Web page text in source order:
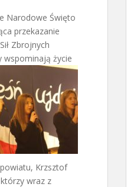
Narodowe Święto
przekazanie
Zbrojnych
wspominają życie
Krzsztof
wraz z